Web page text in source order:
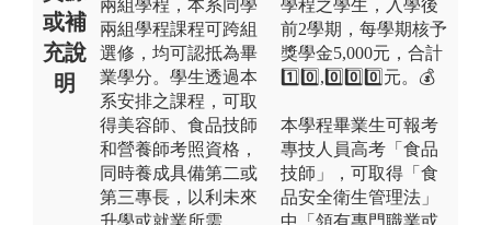
或補
充說
明
兩組學程，本系同學
兩組學程課程可跨組
選修，均可認抵為畢
業學分。學生透過本
系安排之課程，可取
得美容師、食品技師
和營養師考照資格，
同時養成具備第二或
第三專長，以利未來
升學或就業所需。
學程之學生，入學後
前2學期，每學期核予
獎學金5,000元，合計
1️⃣0️⃣,0️⃣0️⃣0️⃣元。💰
本學程畢業生可報考
專技人員高考「食品
技師」，可取得「食
品安全衛生管理法」
中「領有專門職業或